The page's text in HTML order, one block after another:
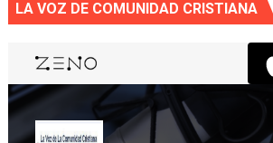
LA VOZ DE COMUNIDAD CRISTIANA